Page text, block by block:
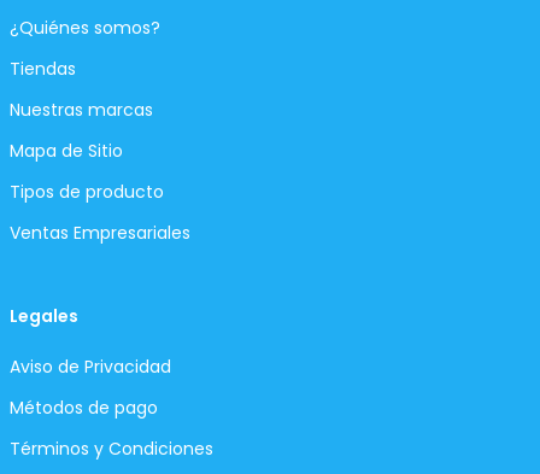
¿Quiénes somos?
Tiendas
Nuestras marcas
Mapa de Sitio
Tipos de producto
Ventas Empresariales
Legales
Aviso de Privacidad
Métodos de pago
Términos y Condiciones